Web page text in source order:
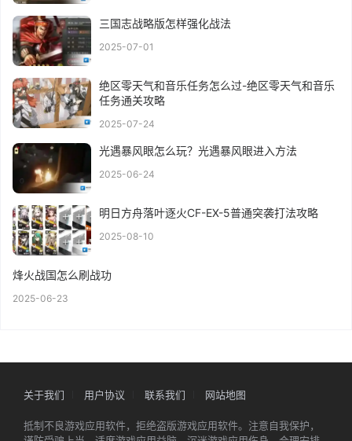
三国志战略版怎样强化战法
2025-07-01
绝区零天气和音乐任务怎么过-绝区零天气和音乐
任务通关攻略
2025-07-24
光遇暴风眼怎么玩？光遇暴风眼进入方法
2025-06-24
明日方舟落叶逐火CF-EX-5普通突袭打法攻略
2025-08-10
烽火战国怎么刷战功
2025-06-23
关于我们 用户协议 联系我们 网站地图
抵制不良游戏应用软件，拒绝盗版游戏应用软件。注意自我保护，